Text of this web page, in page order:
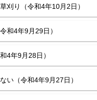
刈り（令和4年10月2日）
和4年9月29日）
4年9月28日）
い（令和4年9月27日）